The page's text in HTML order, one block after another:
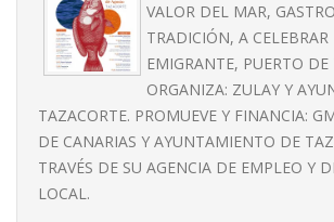
VALOR DEL MAR,
TRADICIÓN, A
EMIGRANTE, PUERTO DE
ORGANIZA: ZULAY Y
TAZACORTE. PROMUEVE Y FINANCIA:
DE CANARIAS Y AYUNTAMIENTO DE
TRAVÉS DE SU AGENCIA DE EMPLEO Y
LOCAL.